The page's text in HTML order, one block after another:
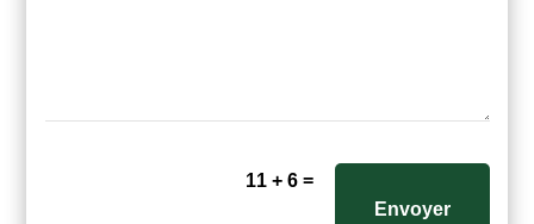
11 + 6=
Envoyer